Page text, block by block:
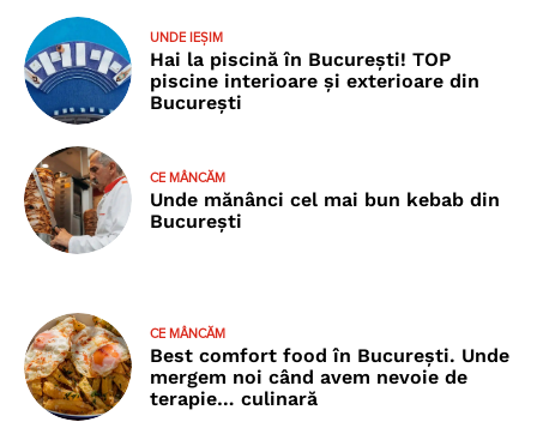
UNDE IEȘIM
Hai la piscină în București! TOP
piscine interioare și exterioare din
București
CE MÂNCĂM
Unde mănânci cel mai bun kebab din
București
CE MÂNCĂM
Best comfort food în București. Unde
mergem noi când avem nevoie de
terapie… culinară